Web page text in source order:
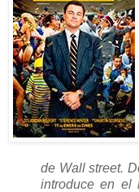
de Wall street.
introduce en el